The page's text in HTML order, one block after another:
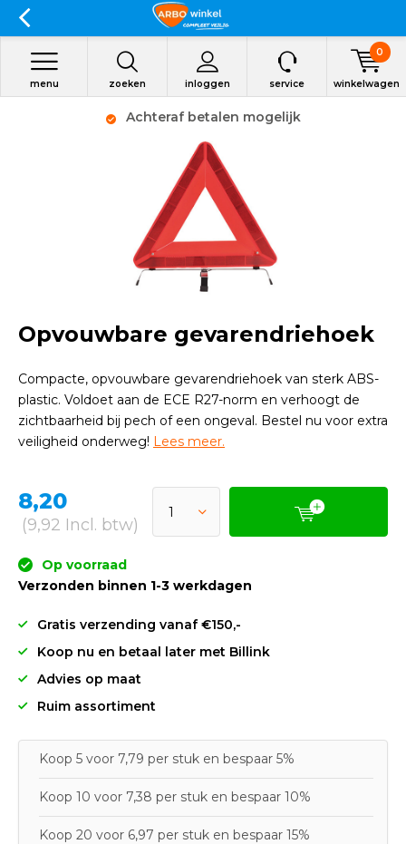
zoeken inloggen
menu service winkelwagen
0
Achteraf betalen mogelijk
Opvouwbare gevarendriehoek
Compacte, opvouwbare gevarendriehoek van sterk ABS-
plastic. Voldoet aan de ECE R27-norm en verhoogt de
zichtbaarheid bij pech of een ongeval. Bestel nu voor extra
veiligheid onderweg! Lees meer.
8,20
(9,92 Incl. btw)
Op voorraad
Verzonden binnen 1-3 werkdagen
Gratis verzending vanaf €150,-
Koop nu en betaal later met Billink
Advies op maat
Ruim assortiment
Koop 5 voor 7,79 per stuk en bespaar 5%
Koop 10 voor 7,38 per stuk en bespaar 10%
Koop 20 voor 6,97 per stuk en bespaar 15%